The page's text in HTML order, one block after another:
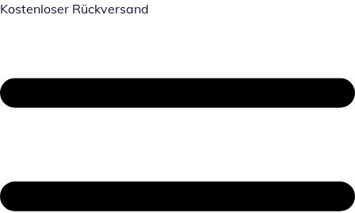
Kostenloser Rückversand